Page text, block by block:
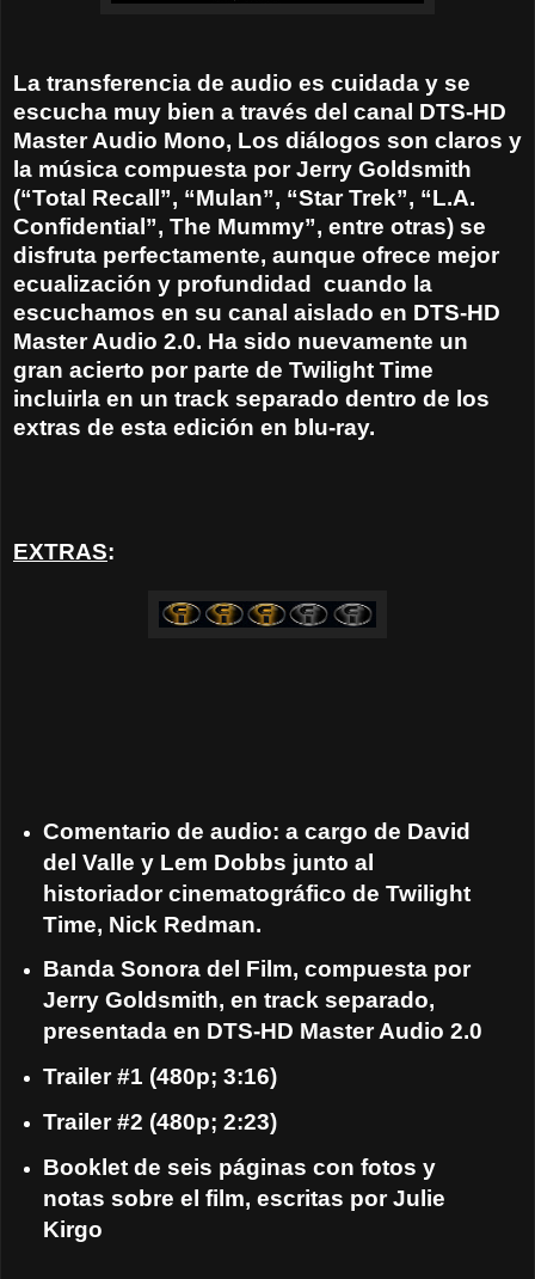
La transferencia de audio es cuidada y se
escucha muy bien a través del canal DTS-HD
Master Audio Mono, Los diálogos son claros y
la música compuesta por Jerry Goldsmith
(“Total Recall”, “Mulan”, “Star Trek”, “L.A.
Confidential”, The Mummy”, entre otras) se
disfruta perfectamente, aunque ofrece mejor
ecualización y profundidad cuando la
escuchamos en su canal aislado en DTS-HD
Master Audio 2.0. Ha sido nuevamente un
gran acierto por parte de Twilight Time
incluirla en un track separado dentro de los
extras de esta edición en blu-ray.
EXTRAS:
Comentario de audio: a cargo de David
del Valle y Lem Dobbs junto al
historiador cinematográfico de Twilight
Time, Nick Redman.
Banda Sonora del Film, compuesta por
Jerry Goldsmith, en track separado,
presentada en DTS-HD Master Audio 2.0
Trailer #1 (480p; 3:16)
Trailer #2 (480p; 2:23)
Booklet de seis páginas con fotos y
notas sobre el film, escritas por Julie
Kirgo